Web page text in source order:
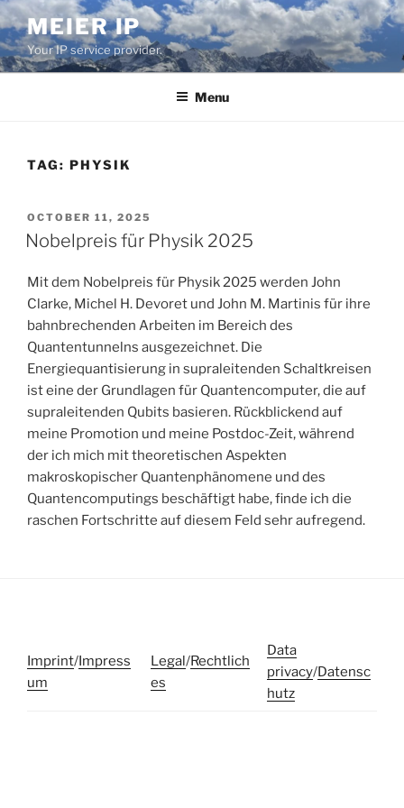
Skip
to
content
MEIER IP
Your IP service provider.
Menu
TAG: PHYSIK
POSTED
ON
OCTOBER 11, 2025
Nobelpreis für Physik 2025
Mit dem Nobelpreis für Physik 2025 werden John
Clarke, Michel H. Devoret und John M. Martinis für ihre
bahnbrechenden Arbeiten im Bereich des
Quantentunnelns ausgezeichnet. Die
Energiequantisierung in supraleitenden Schaltkreisen
ist eine der Grundlagen für Quantencomputer, die auf
supraleitenden Qubits basieren. Rückblickend auf
meine Promotion und meine Postdoc-Zeit, während
der ich mich mit theoretischen Aspekten
makroskopischer Quantenphänomene und des
Quantencomputings beschäftigt habe, finde ich die
raschen Fortschritte auf diesem Feld sehr aufregend.
Imprint/Impress
um
Legal/Rechtlich
es
Data
privacy/Datensc
hutz